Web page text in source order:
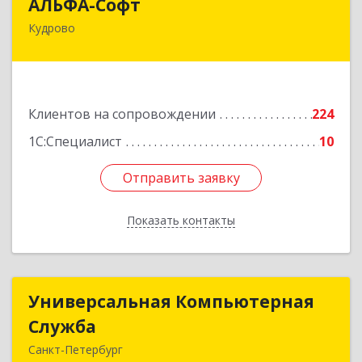
Кудрово
Клиентов на сопровождении
224
1С:Специалист
10
Отправить заявку
Показать контакты
188692, Ленинградская обл, Всеволожский м.р-
Подробнее
Отправить заявку
Назад
Универсальная Компьютерная
Служба
Санкт-Петербург
Универсальная Компьютерная